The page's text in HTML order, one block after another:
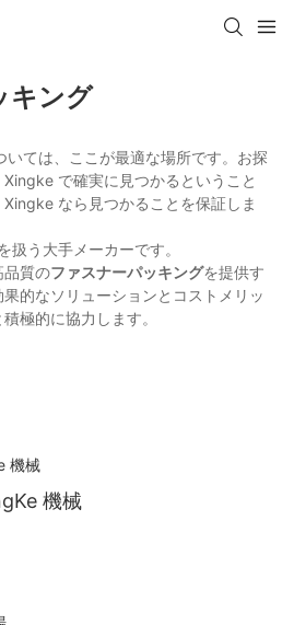
キング
いては、ここが最適な場所です。お探
で確実に見つかるということ
なら見つかることを保証しま
う大手メーカーです。
品質のファスナーパッキングを提供す
的なソリューションとコストメリッ
極的に協力します。
機械